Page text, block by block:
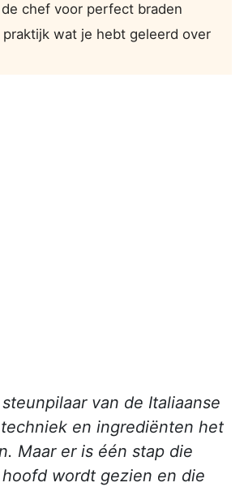
chef voor perfect braden
praktijk wat je hebt geleerd over
van de Italiaanse
en ingrediënten het
Maar er is één stap die
wordt gezien en die